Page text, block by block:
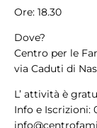
Ore: 18.30
Dove?
Centro per le
via Caduti di
L’ attività è
Info e Iscrizioni: